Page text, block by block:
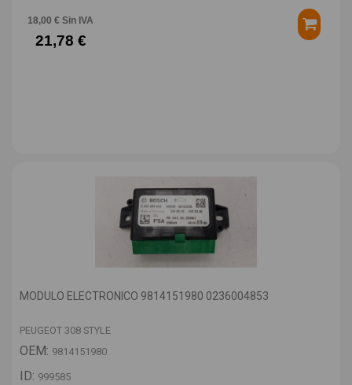
18,00 € Sin IVA
21,78 €
MODULO ELECTRONICO 9814151980 0236004853
PEUGEOT 308 STYLE
OEM: 9814151980
ID: 999585